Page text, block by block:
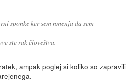
sponke ker sem nmenja da sem
ste rak človeštva.
ampak poglej si koliko so zapravili